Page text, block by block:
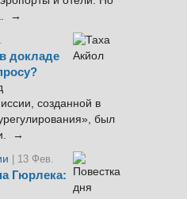
→
докладе
созданной в
был
→
| 13 Фев.
Гюрлека: